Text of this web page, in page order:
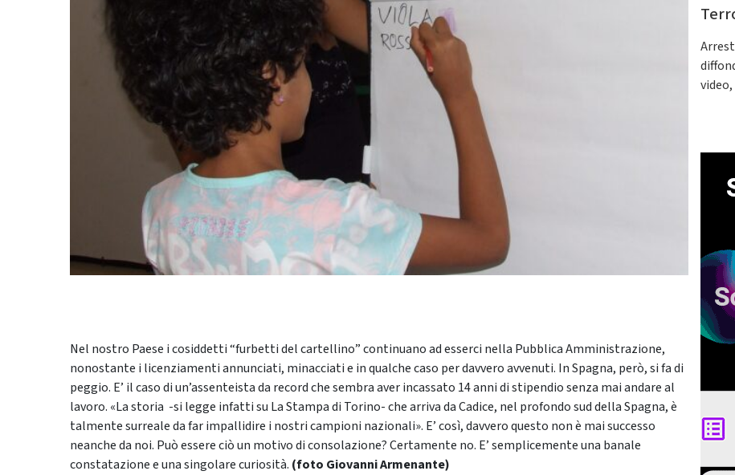
Nel nostro Paese i cosiddetti “furbetti del cartellino” continuano ad esserci nella Pubblica Amministrazione,
nonostante i licenziamenti annunciati, minacciati e in qualche caso per davvero avvenuti. In Spagna, però, si fa di
peggio. E’ il caso di un’assenteista da record che sembra aver incassato 14 anni di stipendio senza mai andare al
lavoro. «La storia -si legge infatti su La Stampa di Torino- che arriva da Cadice, nel profondo sud della Spagna, è
talmente surreale da far impallidire i nostri campioni nazionali». E’ così, davvero questo non è mai successo
neanche da noi. Può essere ciò un motivo di consolazione? Certamente no. E’ semplicemente una banale
constatazione e una singolare curiosità. (foto Giovanni Armenante)